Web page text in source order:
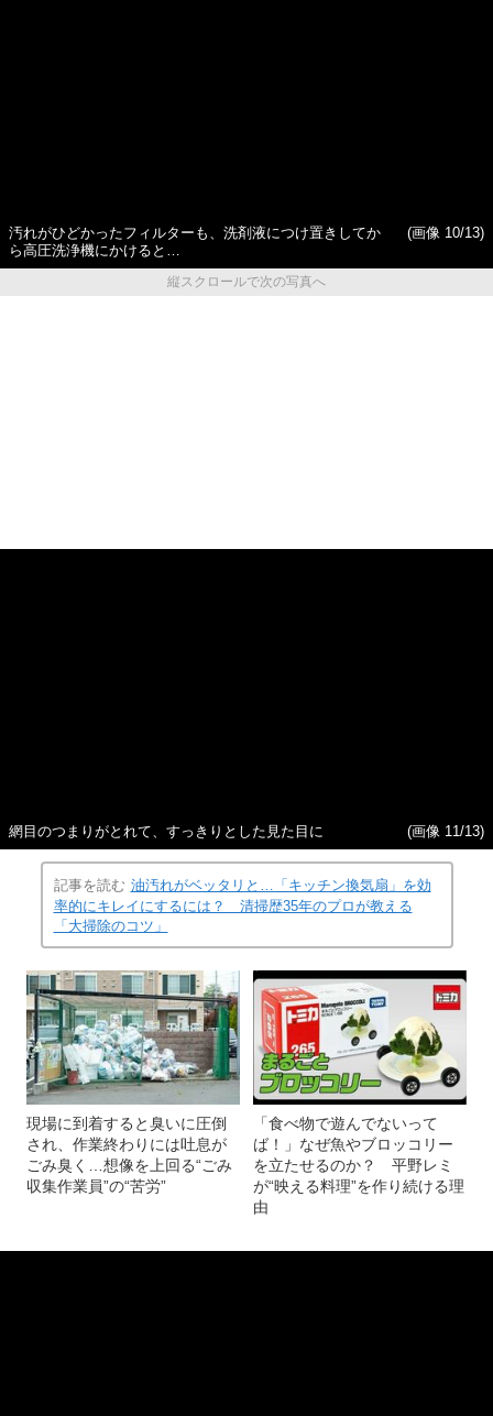
汚れがひどかったフィルターも、洗剤液につけ置きしてか
ら高圧洗浄機にかけると…
(画像 10/13)
縦スクロールで次の写真へ
網目のつまりがとれて、すっきりとした見た目に (画像 11/13)
記事を読む 油汚れがベッタリと…「キッチン換気扇」を効
率的にキレイにするには？ 清掃歴35年のプロが教える
「大掃除のコツ」
現場に到着すると臭いに圧倒
され、作業終わりには吐息が
ごみ臭く…想像を上回る“ごみ
収集作業員”の“苦労”
「食べ物で遊んでないって
ば！」なぜ魚やブロッコリー
を立たせるのか？ 平野レミ
が“映える料理”を作り続ける理
由